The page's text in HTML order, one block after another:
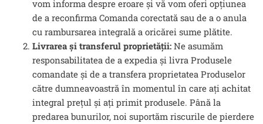
vom informa despre eroare și vă vom oferi opțiunea
de a reconfirma Comanda corectată sau de a o anula
cu rambursarea integrală a oricărei sume plătite.
Livrarea și transferul proprietății: Ne asumăm
responsabilitatea de a expedia și livra Produsele
comandate și de a transfera proprietatea Produselor
către dumneavoastră în momentul în care ați achitat
integral prețul și ați primit produsele. Până la
predarea bunurilor, noi suportăm riscurile de pierdere